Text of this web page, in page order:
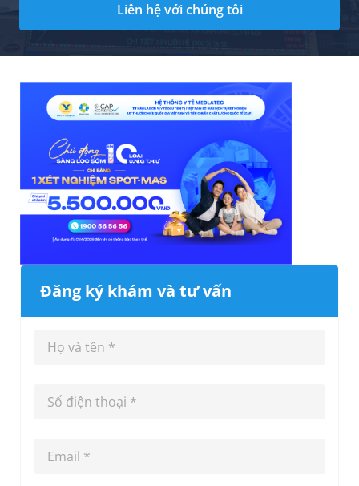
Liên hệ với chúng tôi
Đăng ký khám và tư vấn